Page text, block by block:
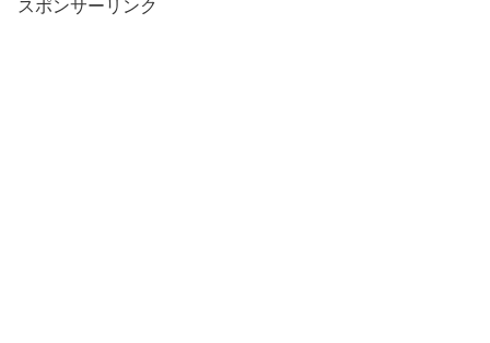
スポンサーリンク